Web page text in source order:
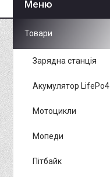
Товари
Зарядна станція
Акумулятор LifePo4
Мотоцикли
Мопеди
Пітбайк